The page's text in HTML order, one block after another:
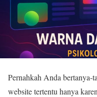
Pernahkah Anda bertanya-
website tertentu hanya